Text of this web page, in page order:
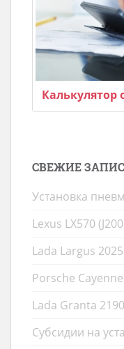
Калькулятор
СВЕЖИЕ
Установка
Lexus LX570
Lada Largus 2025
Porsche Cayenne
Lada Granta
Субсидии на